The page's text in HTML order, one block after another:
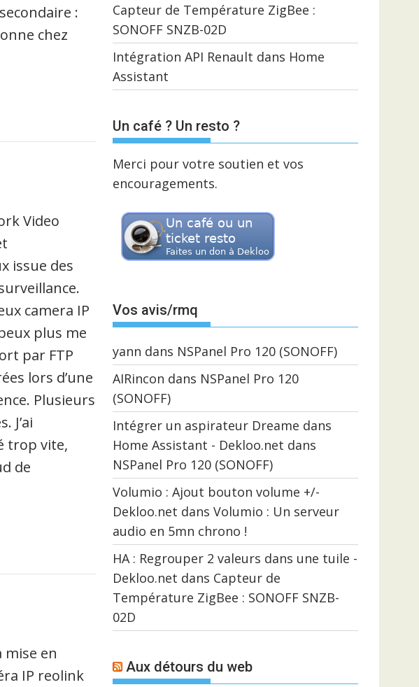
:
chez
Video
issue des
camera IP
plus me
par FTP
lors d’une
Plusieurs
J’ai
trop vite,
de
mise en
IP reolink
Capteur de Température ZigBee :
SONOFF SNZB-02D
Intégration API Renault dans Home
Assistant
Un café ? Un resto ?
Merci pour votre soutien et vos
encouragements.
Vos avis/rmq
yann dans NSPanel Pro 120 (SONOFF)
AIRincon dans NSPanel Pro 120
(SONOFF)
Intégrer un aspirateur Dreame dans
Home Assistant - Dekloo.net dans
NSPanel Pro 120 (SONOFF)
Volumio : Ajout bouton volume +/-
Dekloo.net dans Volumio : Un serveur
audio en 5mn chrono !
HA : Regrouper 2 valeurs dans une tuile -
Dekloo.net dans Capteur de
Température ZigBee : SONOFF SNZB-
02D
Aux détours du web